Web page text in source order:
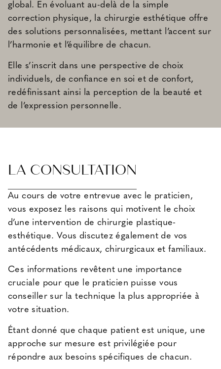
global. En évoluant au-delà de la simple
correction physique, la chirurgie esthétique offre
des solutions personnalisées, mettant l’accent sur
l’harmonie et l’équilibre de chacun.
Elle s’inscrit dans une perspective de choix
individuels, de confiance en soi et de confort,
redéfinissant ainsi la perception de la beauté et
de l’expression personnelle.
LA CONSULTATION
Au cours de votre entrevue avec le praticien,
vous exposez les raisons qui motivent le choix
d’une intervention de chirurgie plastique-
esthétique. Vous discutez également de vos
antécédents médicaux, chirurgicaux et familiaux.
Ces informations revêtent une importance
cruciale pour que le praticien puisse vous
conseiller sur la technique la plus appropriée à
votre situation.
Étant donné que chaque patient est unique, une
approche sur mesure est privilégiée pour
répondre aux besoins spécifiques de chacun.